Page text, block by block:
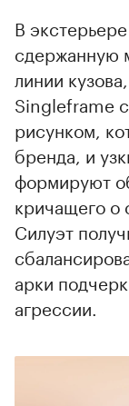
В
сдержанную
линии
Singleframe
рисунком,
бренда, и
формируют
кричащего о
Силуэт
арки
агрессии.